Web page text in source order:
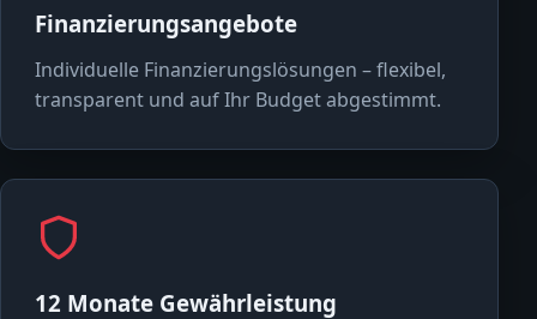
Finanzierungsangebote
Individuelle Finanzierungslösungen – flexibel,
transparent und auf Ihr Budget abgestimmt.
12 Monate Gewährleistung